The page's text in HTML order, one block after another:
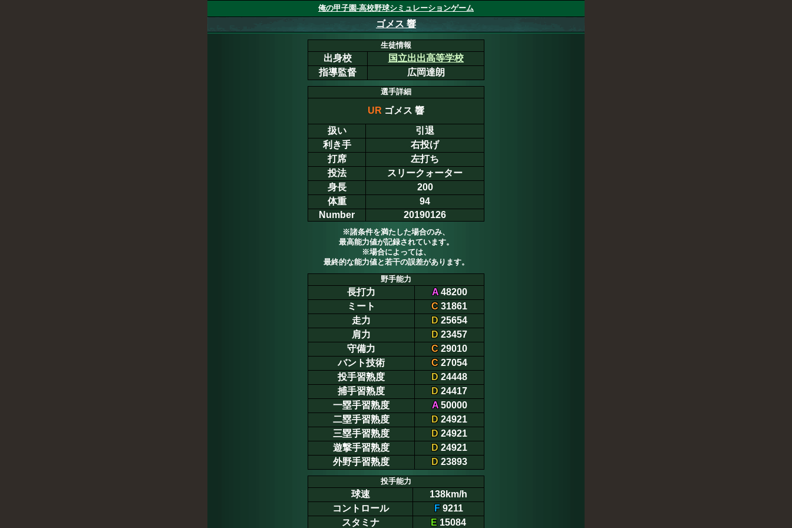
俺の甲子園-高校野球シミュレーションゲーム
ゴメス 響
生徒情報
出身校
国立出出高等学校
指導監督
広岡達朗
選手詳細
UR ゴメス 響
扱い
引退
利き手
右投げ
打席
左打ち
投法
スリークォーター
身長
200
体重
94
Number
20190126
※諸条件を満たした場合のみ、
最高能力値が記録されています。
※場合によっては、
最終的な能力値と若干の誤差があります。
野手能力
長打力 A48200
ミート
C 31861
走力
D 25654
肩力
D 23457
守備力
C 29010
バント技術
C 27054
投手習熟度
D 24448
捕手習熟度
D 24417
一塁手習熟度
A50000
二塁手習熟度
D 24921
三塁手習熟度
D 24921
遊撃手習熟度
D 24921
外野手習熟度
D 23893
投手能力
球速
138km/h
コントロール
F9211
スタミナ
E 15084